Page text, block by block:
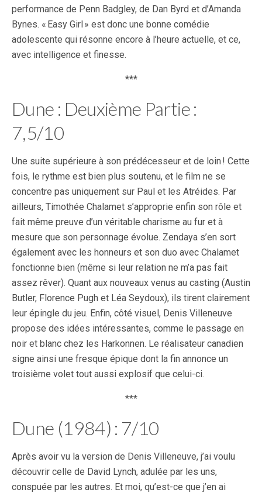
performance de Penn Badgley, de Dan Byrd et d’Amanda
Bynes. « Easy Girl » est donc une bonne comédie
adolescente qui résonne encore à l’heure actuelle, et ce,
avec intelligence et finesse.
***
Dune : Deuxième Partie :
7,5/10
Une suite supérieure à son prédécesseur et de loin ! Cette
fois, le rythme est bien plus soutenu, et le film ne se
concentre pas uniquement sur Paul et les Atréides. Par
ailleurs, Timothée Chalamet s’approprie enfin son rôle et
fait même preuve d’un véritable charisme au fur et à
mesure que son personnage évolue. Zendaya s’en sort
également avec les honneurs et son duo avec Chalamet
fonctionne bien (même si leur relation ne m’a pas fait
assez rêver). Quant aux nouveaux venus au casting (Austin
Butler, Florence Pugh et Léa Seydoux), ils tirent clairement
leur épingle du jeu. Enfin, côté visuel, Denis Villeneuve
propose des idées intéressantes, comme le passage en
noir et blanc chez les Harkonnen. Le réalisateur canadien
signe ainsi une fresque épique dont la fin annonce un
troisième volet tout aussi explosif que celui-ci.
***
Dune (1984) : 7/10
Après avoir vu la version de Denis Villeneuve, j’ai voulu
découvrir celle de David Lynch, adulée par les uns,
conspuée par les autres. Et moi, qu’est-ce que j’en ai